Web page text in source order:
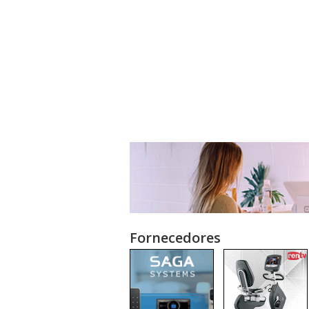
Fornecedores